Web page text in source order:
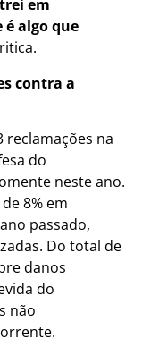
em
é algo que
contra a
reclamações na
do
neste ano.
8% em
passado,
Do total de
danos
do
não